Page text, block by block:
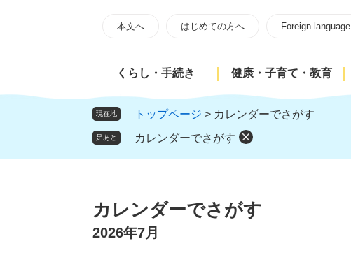
頭
飛
本
本文へ はじめての方へ Foreign language
くらし・手続き 健康・子育て・教育
現在地 トップページ > カレンダーでさがす
足あと カレンダーでさがす
文
カレンダーでさがす
2026年7月